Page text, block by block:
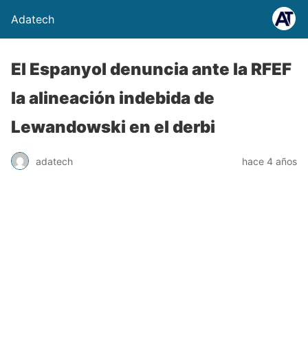
Adatech
El Espanyol denuncia ante la RFEF
la alineación indebida de
Lewandowski en el derbi
adatech hace 4 años